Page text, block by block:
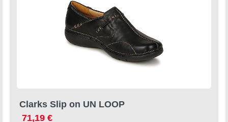
Clarks Slip on UN LOOP
71,19 €